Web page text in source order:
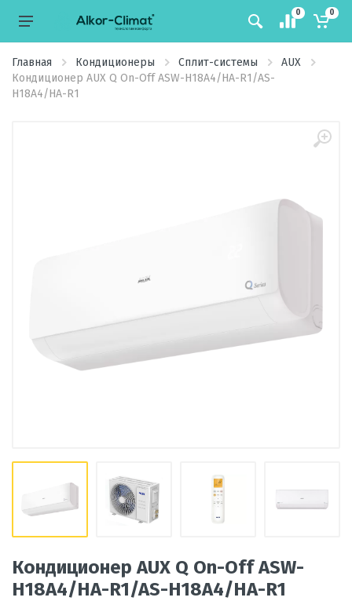
0 0
Главная Кондиционеры Сплит-системы
AUX
Кондиционер AUX Q On-Off ASW-H18A4/HA-R1/AS-
H18A4/HA-R1
Кондиционер AUX Q On-Off ASW-
H18A4/HA-R1/AS-H18A4/HA-R1